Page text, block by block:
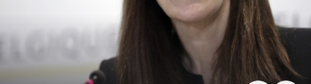
Klein
Standaard
Groot